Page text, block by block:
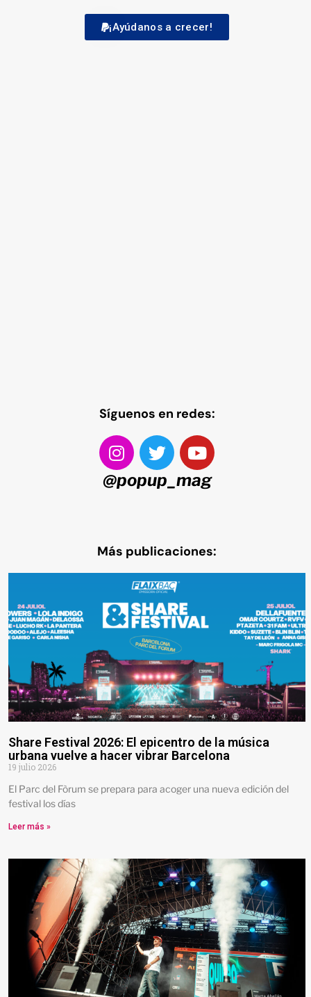
¡Ayúdanos a crecer!
Síguenos en redes:
@popup_mag
Más publicaciones:
Share Festival 2026: El epicentro de la música
urbana vuelve a hacer vibrar Barcelona
19 julio 2026
El Parc del Fòrum se prepara para acoger una nueva edición del
festival los días
Leer más »